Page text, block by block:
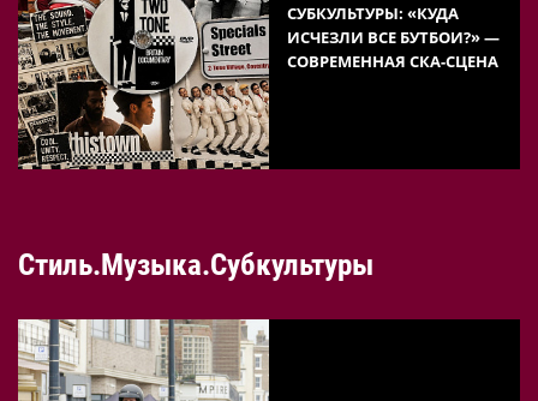
СУБКУЛЬТУРЫ: «КУДА
ИСЧЕЗЛИ ВСЕ БУТБОИ?» —
СОВРЕМЕННАЯ СКА-СЦЕНА
Стиль.Музыка.Субкультуры